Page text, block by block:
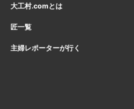
大工村.comとは
匠一覧
主婦レポーターが行く